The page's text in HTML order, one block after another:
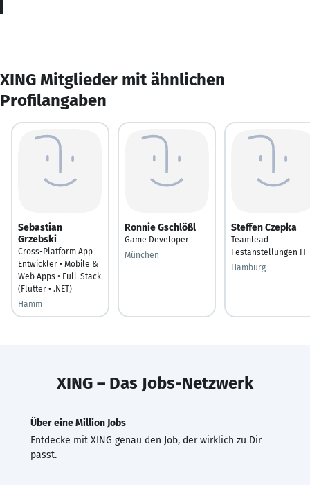
XING Mitglieder mit ähnlichen
Profilangaben
Sebastian
Grzebski
Cross-Platform App
Entwickler • Mobile &
Web Apps • Full-Stack
(Flutter • .NET)
Hamm
Ronnie Gschlößl
Game Developer
München
Steffen Czepka
Teamlead
Festanstellungen IT
Hamburg
XING – Das Jobs-Netzwerk
Über eine Million Jobs
Entdecke mit XING genau den Job, der wirklich zu Dir
passt.